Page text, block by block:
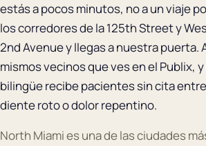
estás a pocos minutos, no a un viaje
los corredores de la 125th Street y
2nd Avenue y llegas a nuestra puerta.
mismos vecinos que ves en el Publix,
bilingüe recibe pacientes sin cita
diente roto o dolor repentino.
North Miami es una de las ciudades